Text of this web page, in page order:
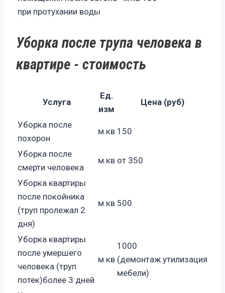
при протухании воды
Уборка после трупа человека в
квартире - стоимость
Услуга
Ед.
изм
Цена (руб)
Уборка после
похорон
м.кв 150
Уборка после
смерти человека
м.кв от 350
Уборка квартиры
после покойника
(труп пролежал 2
дня)
м.кв 500
Уборка квартиры
после умершего
человека (труп
потек)более 3 дней
м.кв
1000
(демонтаж.утилизация
мебели)